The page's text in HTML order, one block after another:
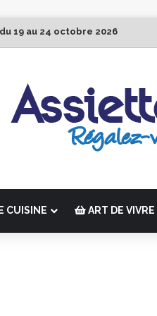
19 au 24 octobre 2026
CUISINE ART DE VIVRE